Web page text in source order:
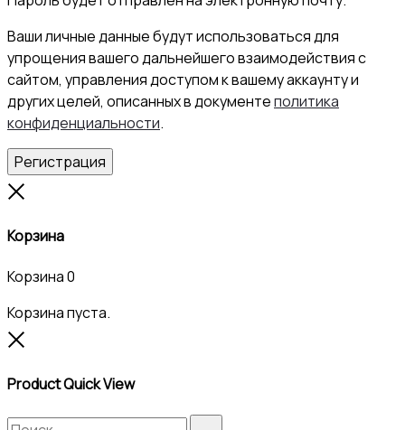
Ваши личные данные будут использоваться для
упрощения вашего дальнейшего взаимодействия с
сайтом, управления доступом к вашему аккаунту и
других целей, описанных в документеполитика
конфиденциальности.
Регистрация
Корзина
Корзина0
Корзина пуста.
Product Quick View
Search